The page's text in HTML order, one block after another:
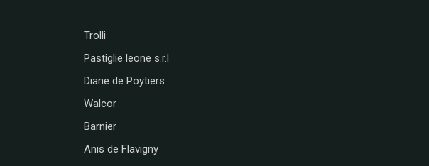
Trolli
Pastiglie leone s.r.l
Diane de Poytiers
Walcor
Barnier
Anis de Flavigny